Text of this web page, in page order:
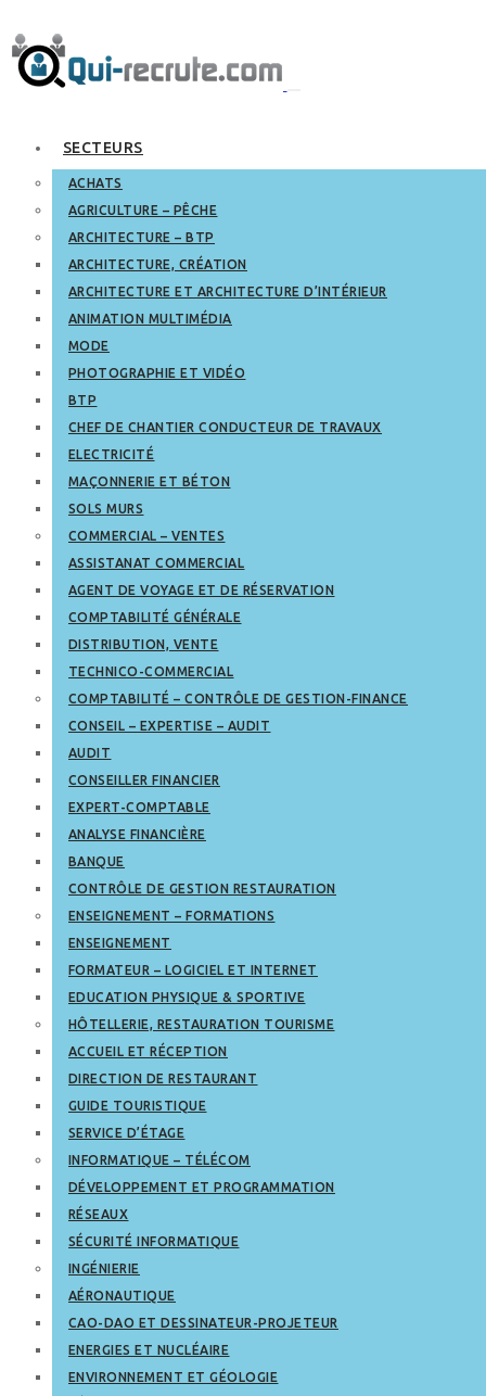
SECTEURS
ACHATS
AGRICULTURE – PÊCHE
ARCHITECTURE – BTP
ARCHITECTURE, CRÉATION
ARCHITECTURE ET ARCHITECTURE D’INTÉRIEUR
ANIMATION MULTIMÉDIA
MODE
PHOTOGRAPHIE ET VIDÉO
BTP
CHEF DE CHANTIER CONDUCTEUR DE TRAVAUX
ELECTRICITÉ
MAÇONNERIE ET BÉTON
SOLS MURS
COMMERCIAL – VENTES
ASSISTANAT COMMERCIAL
AGENT DE VOYAGE ET DE RÉSERVATION
COMPTABILITÉ GÉNÉRALE
DISTRIBUTION, VENTE
TECHNICO-COMMERCIAL
COMPTABILITÉ – CONTRÔLE DE GESTION-FINANCE
CONSEIL – EXPERTISE – AUDIT
AUDIT
CONSEILLER FINANCIER
EXPERT-COMPTABLE
ANALYSE FINANCIÈRE
BANQUE
CONTRÔLE DE GESTION RESTAURATION
ENSEIGNEMENT – FORMATIONS
ENSEIGNEMENT
FORMATEUR – LOGICIEL ET INTERNET
EDUCATION PHYSIQUE & SPORTIVE
HÔTELLERIE, RESTAURATION TOURISME
ACCUEIL ET RÉCEPTION
DIRECTION DE RESTAURANT
GUIDE TOURISTIQUE
SERVICE D’ÉTAGE
INFORMATIQUE – TÉLÉCOM
DÉVELOPPEMENT ET PROGRAMMATION
RÉSEAUX
SÉCURITÉ INFORMATIQUE
INGÉNIERIE
AÉRONAUTIQUE
CAO-DAO ET DESSINATEUR-PROJETEUR
ENERGIES ET NUCLÉAIRE
ENVIRONNEMENT ET GÉOLOGIE